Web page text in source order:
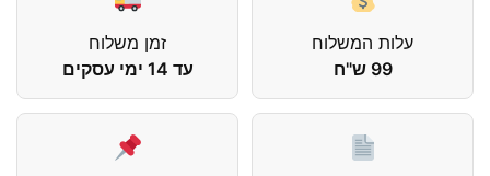
עלות המשלוח
99 ש"ח
זמן משלוח
עד 14 ימי עסקים